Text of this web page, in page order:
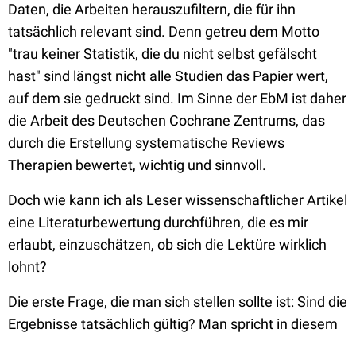
Daten, die Arbeiten herauszufiltern, die für ihn
tatsächlich relevant sind. Denn getreu dem Motto
"trau keiner Statistik, die du nicht selbst gefälscht
hast" sind längst nicht alle Studien das Papier wert,
auf dem sie gedruckt sind. Im Sinne der EbM ist daher
die Arbeit des Deutschen Cochrane Zentrums, das
durch die Erstellung systematische Reviews
Therapien bewertet, wichtig und sinnvoll.
Doch wie kann ich als Leser wissenschaftlicher Artikel
eine Literaturbewertung durchführen, die es mir
erlaubt, einzuschätzen, ob sich die Lektüre wirklich
lohnt?
Die erste Frage, die man sich stellen sollte ist: Sind die
Ergebnisse tatsächlich gültig? Man spricht in diesem